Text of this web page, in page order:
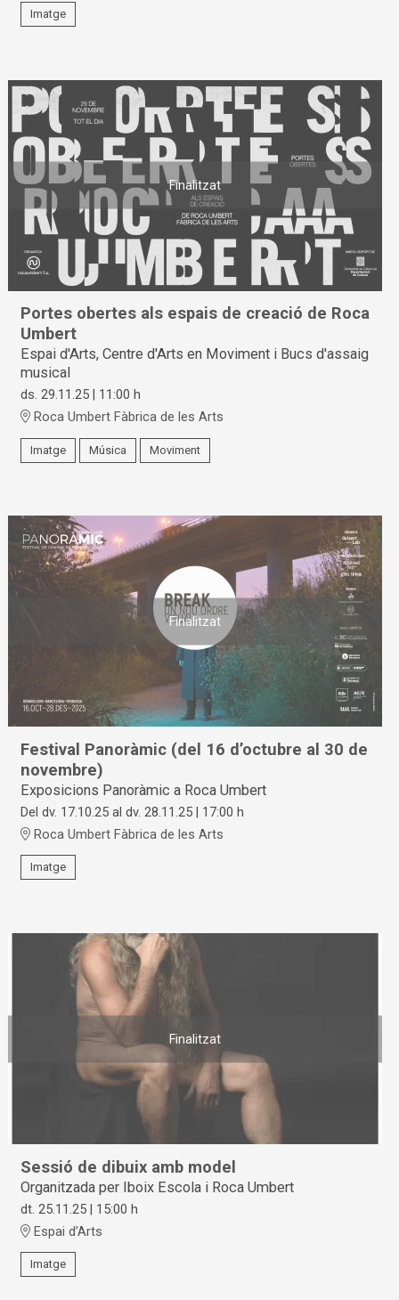
Imatge
Finalitzat
Portes obertes als espais de creació de Roca
Umbert
Espai d'Arts, Centre d'Arts en Moviment i Bucs d'assaig
musical
ds. 29.11.25 | 11:00 h
Roca Umbert Fàbrica de les Arts
Imatge Música Moviment
Finalitzat
Festival Panoràmic (del 16 d’octubre al 30 de
novembre)
Exposicions Panoràmic a Roca Umbert
Del dv. 17.10.25 al dv. 28.11.25 | 17:00 h
Roca Umbert Fàbrica de les Arts
Imatge
Finalitzat
Sessió de dibuix amb model
Organitzada per Iboix Escola i Roca Umbert
dt. 25.11.25 | 15:00 h
Espai d’Arts
Imatge